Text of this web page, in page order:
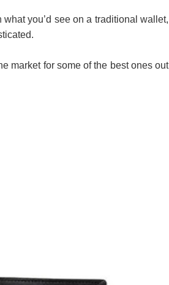
you’d see on a traditional wallet,
market for some of the best ones out